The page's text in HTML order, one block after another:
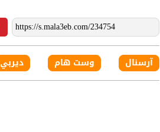
آرسنال وست هام ديربي